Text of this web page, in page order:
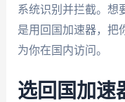
系统识别并拦截。想
是用回国加速器，把
为你在国内访问。
选回国加速